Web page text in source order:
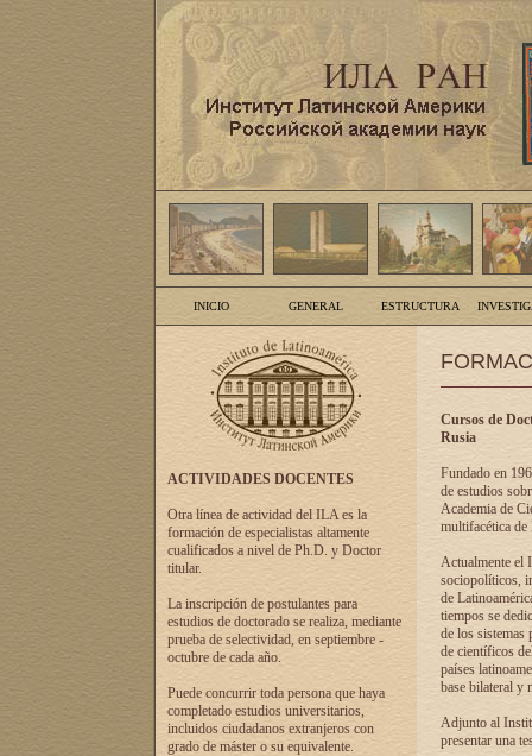
INICIO GENERAL ESTRUCTURA
ACTIVIDADES DOCENTES
Otra línea de actividad del ILA es la
formación de especialistas altamente
cualificados a nivel de Ph.D. y Doctor
titular.
La inscripción de postulantes para
estudios de doctorado se realiza, mediante
prueba de selectividad, en septiembre -
octubre de cada año.
Puede concurrir toda persona que haya
completado estudios universitarios,
incluidos ciudadanos extranjeros con
grado de máster o su equivalente.
Cursos de
Rusia
Fundado en
de estudios
Academia de
multifacética de
Actualmente el
sociopolíticos,
de
tiempos se
de los sistemas
de científicos
países
base bilateral y
Adjunto al
presentar una